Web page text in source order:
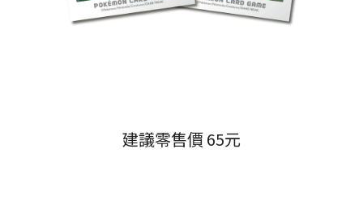
建議零售價 65元